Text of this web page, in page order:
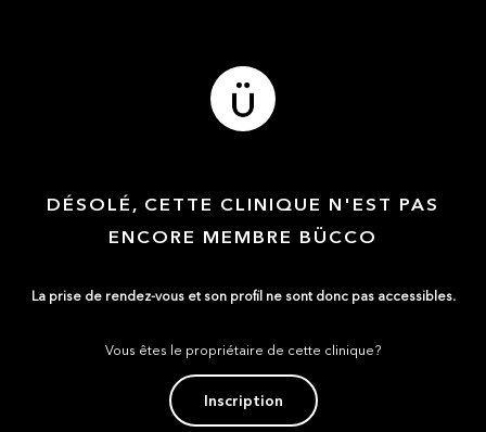
DÉSOLÉ, CETTE CLINIQUE N'EST PAS
ENCORE MEMBRE BÜCCO
La prise de rendez-vous et son profil ne sont donc pas accessibles.
Vous êtes le propriétaire de cette clinique?
Inscription